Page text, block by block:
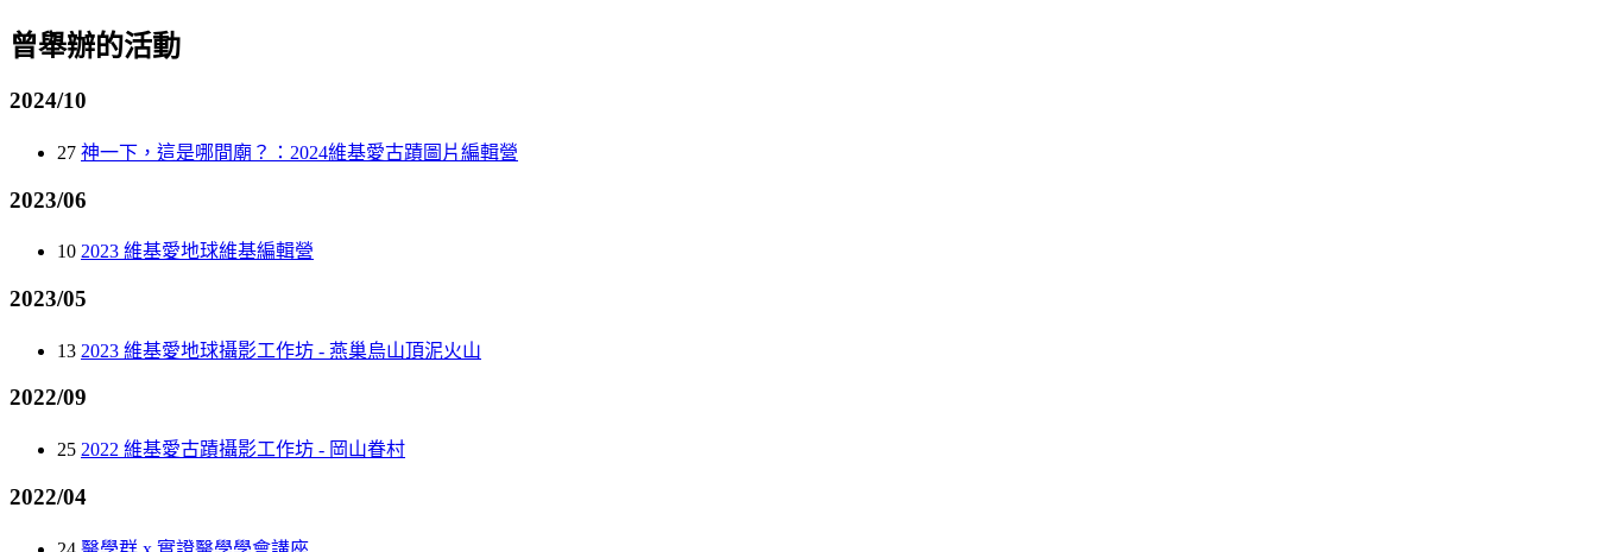
曾舉辦的活動
2024/10
27 神一下，這是哪間廟？：2024維基愛古蹟圖片編輯營
2023/06
10 2023 維基愛地球維基編輯營
2023/05
13 2023 維基愛地球攝影工作坊 - 燕巢烏山頂泥火山
2022/09
25 2022 維基愛古蹟攝影工作坊 - 岡山眷村
2022/04